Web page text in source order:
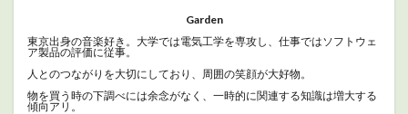
Garden
東京出身の音楽好き。大学では電気工学を専攻し、仕事ではソフトウェ
ア製品の評価に従事。
人とのつながりを大切にしており、周囲の笑顔が大好物。
物を買う時の下調べには余念がなく、一時的に関連する知識は増大する
傾向アリ。